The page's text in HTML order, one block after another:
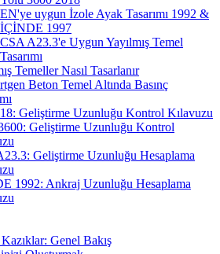
EN'ye uygun İzole Ayak Tasarımı 1992 &
İÇİNDE 1997
CSA A23.3'e Uygun Yayılmış Temel
Tasarımı
Temeller Nasıl Tasarlanır
Beton Temel Altında Basınç
Geliştirme Uzunluğu Kontrol Kılavuzu
Geliştirme Uzunluğu Kontrol
Geliştirme Uzunluğu Hesaplama
1992: Ankraj Uzunluğu Hesaplama
Genel Bakış